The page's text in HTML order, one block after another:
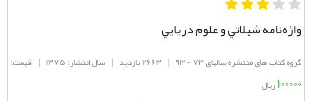
واژه‌نامه شيلاتي و علوم دريايي
گروه کتاب های منتشره سالهای 73 - 93 | 2663 بازدید | سال انتشار: 1375 | قیمت:
100000ریال